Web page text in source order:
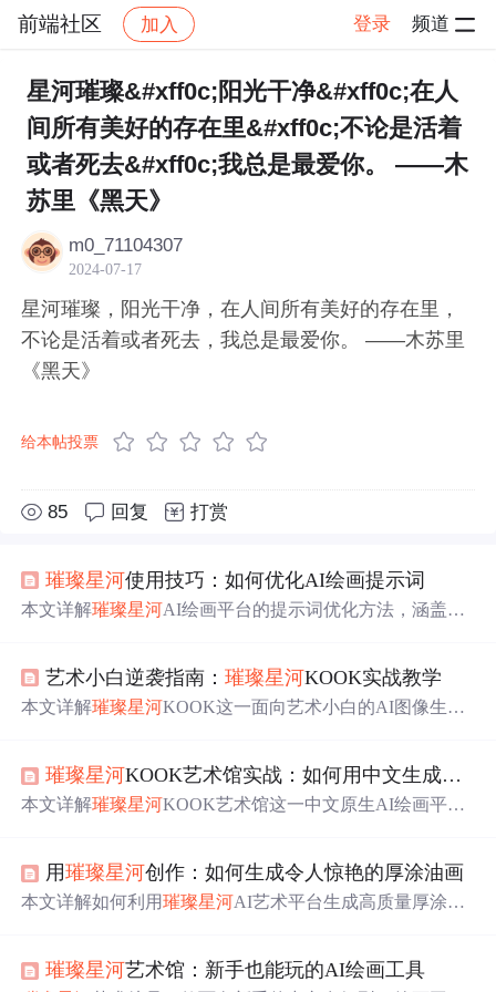
前端社区 加入 登录 频道
社区 前端社区 感慨 帖子详情
星河璀璨&#xff0c;阳光干净&#xff0c;在人
间所有美好的存在里&#xff0c;不论是活着
或者死去&#xff0c;我总是最爱你。 ——木
苏里《黑天》
m0_71104307
2024-07-17
星河璀璨，阳光干净，在人间所有美好的存在里，
不论是活着或者死去，我总是最爱你。 ——木苏里
《黑天》
给本帖投票
85 回复 打赏
璀璨星河使用技巧：如何优化AI绘画提示词
本文详解璀璨星河AI绘画平台的提示词优化方法，涵盖其
节）、权重调控、负面提示词运用，以及梵高/浪漫主义/抽
象等风格专用配方，并结合场景氛围、材质纹理、构图视
艺术小白逆袭指南：璀璨星河KOOK实战教学
本文详解璀璨星河KOOK这一面向艺术小白的AI图像生成
024px）、多风格支持（油画/数字艺术/水墨）及零基础实
操路径。涵盖环境配置、界面解析、高质量描述词撰写技
璀璨星河KOOK艺术馆实战：如何用中文生成超现实画作
本文详解璀璨星河KOOK艺术馆这一中文原生AI绘画平台
优化技巧、超现实专用词汇体系、常见问题调试策略及社
交媒体/创意写作/概念设计等实际应用，并介绍系列化、混
用璀璨星河创作：如何生成令人惊艳的厚涂油画
本文详解如何利用璀璨星河AI艺术平台生成高质量厚涂油
ant texture'）、关键参数优化（CFG值、分辨率、BF16精
璀璨星河艺术馆：新手也能玩的AI绘画工具